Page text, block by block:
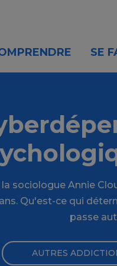
SE
sociologue Annie
Qu'est-ce qui
passe
AUTRES